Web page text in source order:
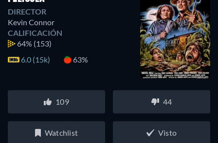
DIRECTOR
Kevin Connor
CALIFICACIÓN
64% (153)
6.0 (15k)
63%
109 44
Watchlist Visto